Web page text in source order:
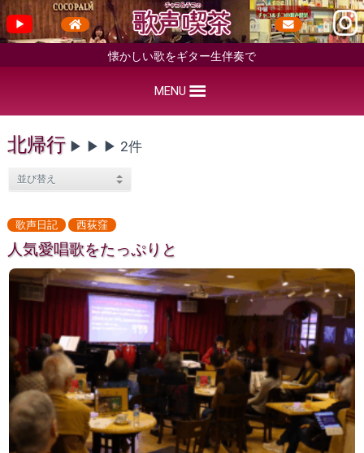
懐かしい歌をギター生伴奏で
MENU
北帰行▶︎ ▶︎ ▶︎ 2件
歌声日記 西荻窪
人気愛唱歌をたっぷりと